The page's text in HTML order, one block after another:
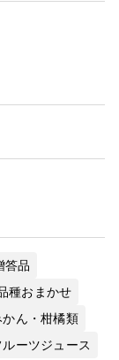
答品
種おまかせ
ん・柑橘類
ーツジュース